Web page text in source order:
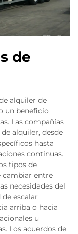
de
alquiler de
un beneficio
Las compañías
alquiler, desde
hasta
continuas.
tipos de
cambiar entre
necesidades del
escalar
arriba o hacia
u
Los acuerdos de